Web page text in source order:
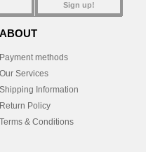
Sign up!
ABOUT
Payment methods
Our Services
Shipping Information
Return Policy
Terms & Conditions